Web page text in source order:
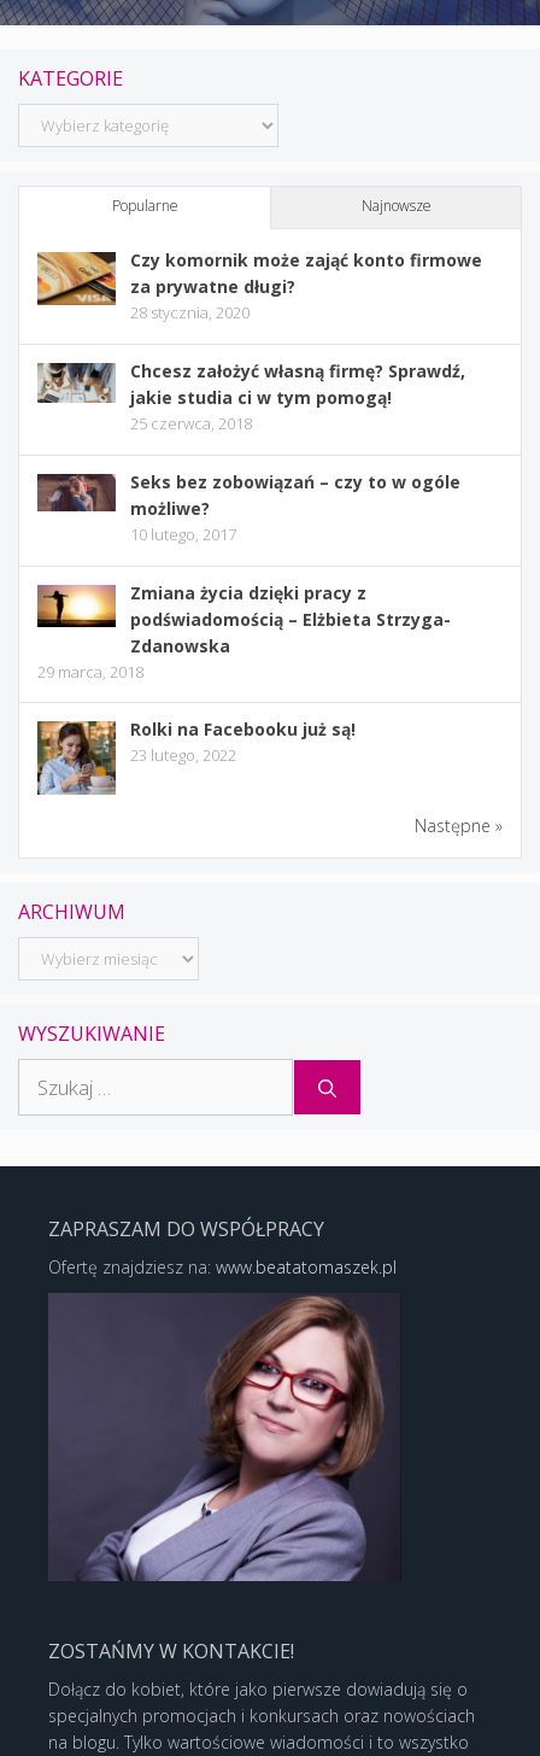
KATEGORIE
Kategorie
Popularne Najnowsze
Czy komornik może zająć konto firmowe
za prywatne długi?
28 stycznia, 2020
Chcesz założyć własną firmę? Sprawdź,
jakie studia ci w tym pomogą!
25 czerwca, 2018
Seks bez zobowiązań – czy to w ogóle
możliwe?
10 lutego, 2017
Zmiana życia dzięki pracy z
podświadomością – Elżbieta Strzyga-
Zdanowska
29 marca, 2018
Rolki na Facebooku już są!
23 lutego, 2022
Następne »
ARCHIWUM
Archiwum
WYSZUKIWANIE
ZAPRASZAM DO WSPÓŁPRACY
Ofertę znajdziesz na: www.beatatomaszek.pl
ZOSTAŃMY W KONTAKCIE!
Dołącz do kobiet, które jako pierwsze dowiadują się o
specjalnych promocjach i konkursach oraz nowościach
na blogu. Tylko wartościowe wiadomości i to wszystko